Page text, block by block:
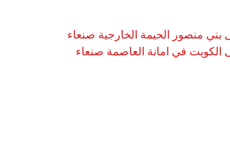
منصور الحيمة الخارجية صنعاء
في امانة العاصمة صنعاء